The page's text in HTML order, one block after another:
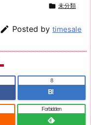
 未分類
 Posted by timesale
B!
8
Forbidden